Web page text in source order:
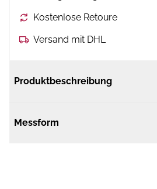
Kostenlose Retoure
Versand mit DHL
Produktbeschreibung
Messform